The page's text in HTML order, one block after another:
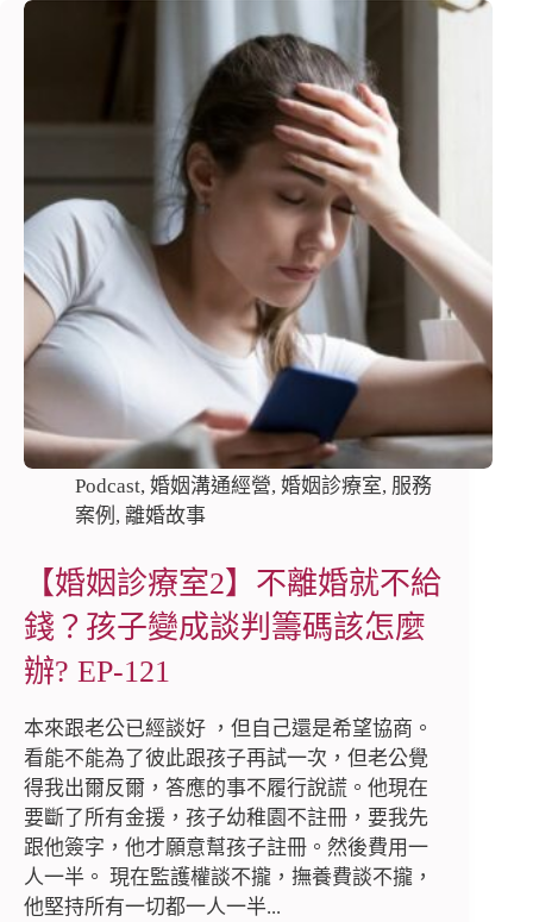
Podcast, 婚姻溝通經營, 婚姻診療室, 服務
案例 , 離婚故事
【婚姻診療室2】不離婚就不給
錢？孩子變成談判籌碼該怎麼
辦? EP-121
本來跟老公已經談好 ，但自己還是希望協商。
看能不能為了彼此跟孩子再試一次，但老公覺
得我出爾反爾，答應的事不履行說謊。他現在
要斷了所有金援，孩子幼稚園不註冊，要我先
跟他簽字，他才願意幫孩子註冊。然後費用一
人一半。 現在監護權談不攏，撫養費談不攏，
他堅持所有一切都一人一半...